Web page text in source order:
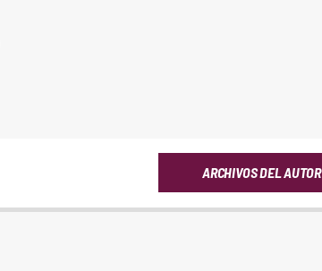
ARCHIVOS DEL AUTOR